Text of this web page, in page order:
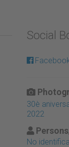
Social
30è
2022
No